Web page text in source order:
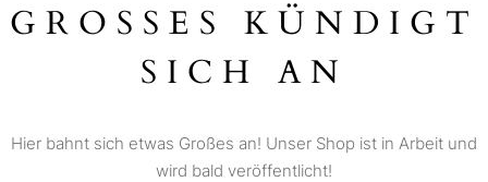
GROSSES KÜNDIGT S
ICH AN
Hier bahnt sich etwas Großes an! Unser Shop ist in Arbeit und
wird bald veröffentlicht!